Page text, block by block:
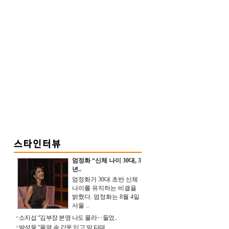
엄정화 “신체 나이 30대, 3
년..
엄정화가 30대 초반 신체
나이를 유지하는 비결을
밝혔다. 엄정화는 8월 4일
서울 ..
소지섭 “김부장 본명 나도 몰라‥들었..
박성웅 “폭염 속 갑옷 입고 말 타며 ..